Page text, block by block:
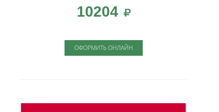
10204
ОФОРМИТЬ ОНЛАЙН